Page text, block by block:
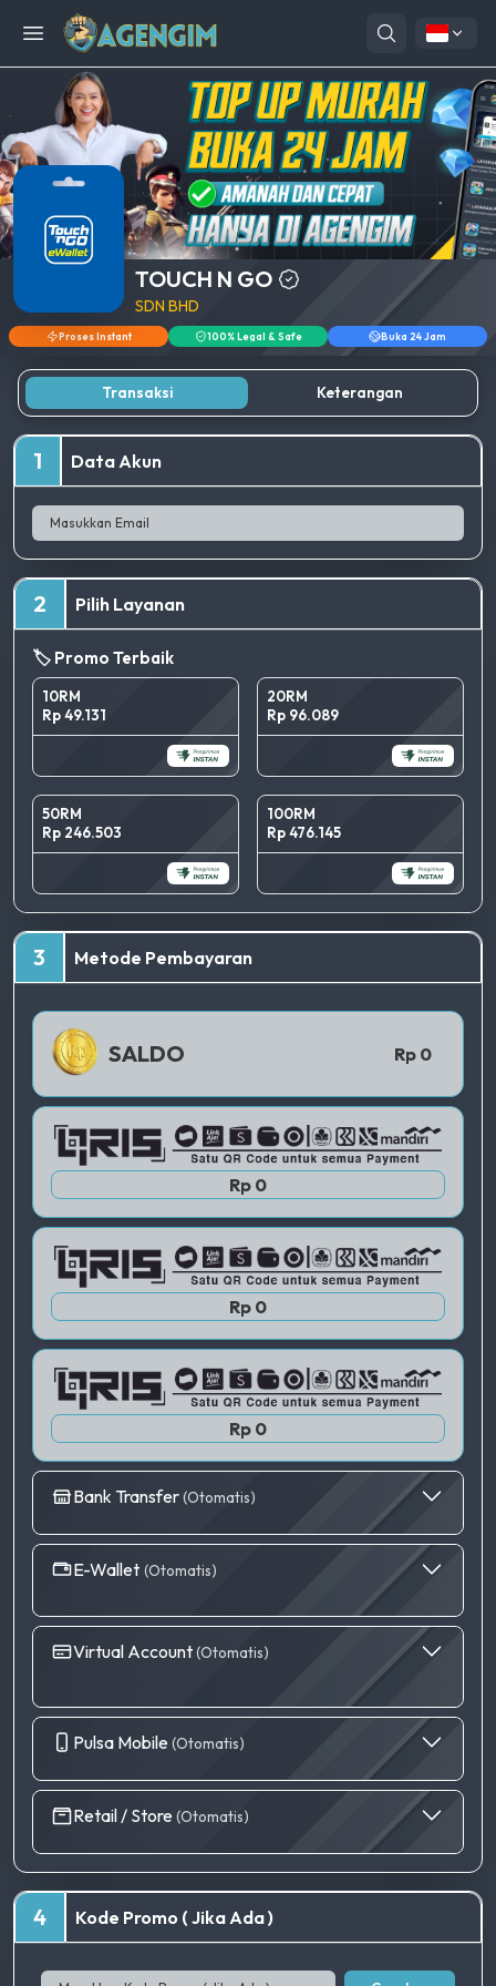
Open menu
TOUCH N GO
SDN BHD
Proses Instant 100% Legal & Safe Buka 24 Jam
Transaksi Keterangan
1 Data Akun
2 Pilih Layanan
🏷️ Promo Terbaik
10RM
Rp 49.131
20RM
Rp 96.089
50RM
Rp 246.503
100RM
Rp 476.145
3 Metode Pembayaran
SALDO Rp 0
Rp 0
QRIS 1
Rp 0
QRIS 2
Rp 0
QRIS 3
Bank Transfer(Otomatis)
E-Wallet (Otomatis)
Virtual Account(Otomatis)
Pulsa Mobile (Otomatis)
Retail / Store (Otomatis)
4 Kode Promo ( Jika Ada )